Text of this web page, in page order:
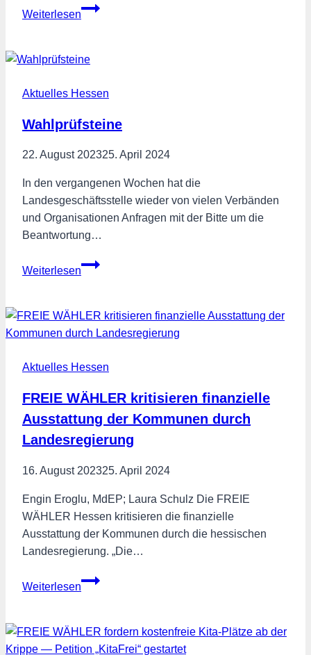
Weiterlesen
Dank
WÄHLER:
prüft
beim
Aktuelles Hessen
Wahlprüfsteine
22. August 202325. April 2024
In den vergangenen Wochen hat die
Landesgeschäftsstelle wieder von vielen Verbänden
und Organisationen Anfragen mit der Bitte um die
Beantwortung…
Weiterlesen
Wahlprüfsteine
Aktuelles Hessen
FREIE WÄHLER kritisieren finanzielle
Ausstattung der Kommunen durch
Landesregierung
16. August 202325. April 2024
Engin Eroglu, MdEP; Laura Schulz Die FREIE
WÄHLER Hessen kritisieren die finanzielle
Ausstattung der Kommunen durch die hessischen
Landesregierung. „Die…
Weiterlesen
FREIE
finanzielle
Ausstattung